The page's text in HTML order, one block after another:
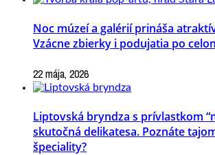
Noc múzeí a galérií prináša
Vzácne zbierky i podujatia po
22 mája, 2026
Liptovská bryndza s prívlastkom
skutočná delikatesa. Poznáte
špeciality?